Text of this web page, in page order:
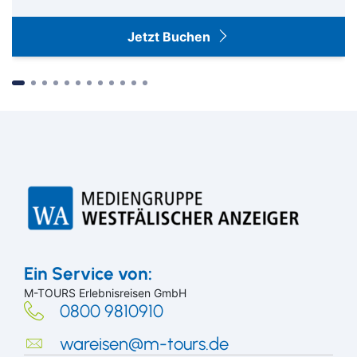
Suchen & Buchen
Bus
Jetzt Buchen
Ein Service von:
M-TOURS Erlebnisreisen GmbH
0800 9810910
wareisen@m-tours.de